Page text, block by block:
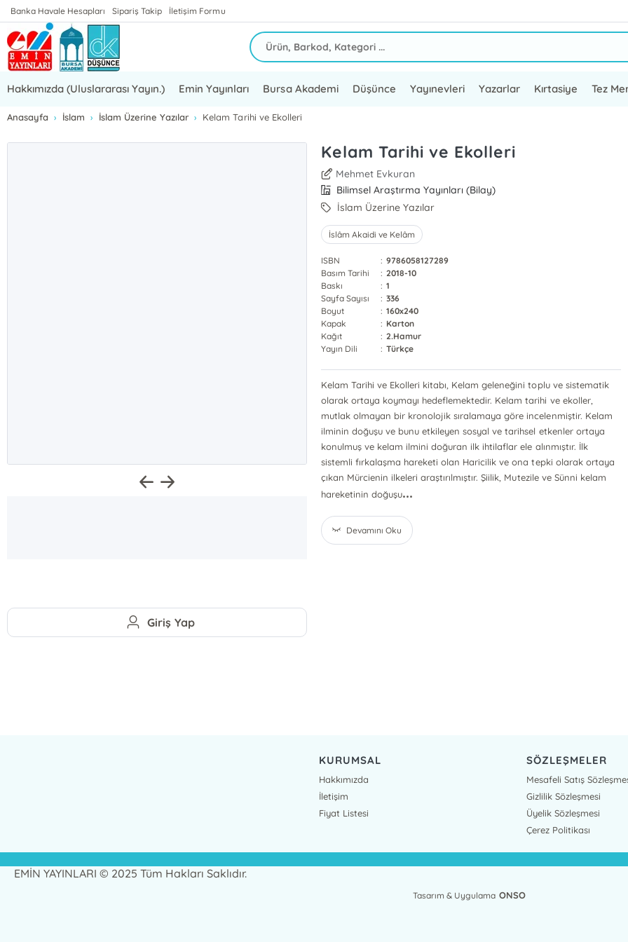
Banka Havale Hesapları Sipariş Takip İletişim Formu
Hakkımızda (Uluslararası Yayın.) Emin Yayınları Bursa Akademi Düşünce Yayınevleri Yazarlar Kırtasiye Tez
Anasayfa İslam İslam Üzerine Yazılar Kelam Tarihi ve Ekolleri
Kelam Tarihi ve Ekolleri
Mehmet Evkuran
Bilimsel Araştırma Yayınları (Bilay)
İslam Üzerine Yazılar
İslâm Akaidi ve Kelâm
ISBN : 9786058127289
Basım Tarihi
: 2018-10
Baskı
: 1
Sayfa Sayısı
: 336
Boyut
: 160x240
Kapak
: Karton
Kağıt
: 2.Hamur
Yayın Dili
: Türkçe
Kelam Tarihi ve Ekolleri kitabı, Kelam geleneğini toplu ve sistematik
olarak ortaya koymayı hedeflemektedir. Kelam tarihi ve ekoller,
mutlak olmayan bir kronolojik sıralamaya göre incelenmiştir. Kelam
ilminin doğuşu ve bunu etkileyen sosyal ve tarihsel etkenler ortaya
konulmuş ve kelam ilmini doğuran ilk ihtilaflar ele alınmıştır. İlk
sistemli fırkalaşma hareketi olan Haricilik ve ona tepki olarak ortaya
çıkan Mürcienin ilkeleri araştırılmıştır. Şiilik, Mutezile ve Sünni kelam
hareketinin doğuşu...
Devamını Oku
Giriş Yap
KURUMSAL
Hakkımızda
İletişim
Fiyat Listesi
SÖZLEŞMELER
Mesafeli Satış
Gizlilik Sözleşmesi
Üyelik Sözleşmesi
Çerez Politikası
EMİN YAYINLARI © 2025 Tüm Hakları Saklıdır.
Tasarım & Uygulama ONSO